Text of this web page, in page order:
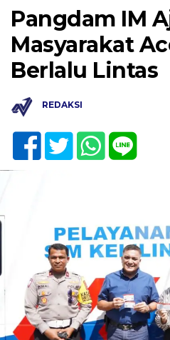
Pangdam IM
Masyarakat
Berlalu Lintas
REDAKSI